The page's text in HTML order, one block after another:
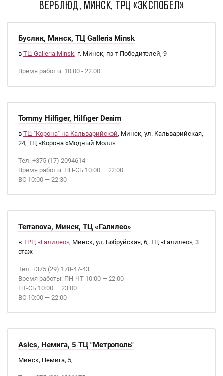
Верблюд, Минск, ТРЦ «Экспобел»
Буслик, Минск, ТЦ Galleria Minsk
в ТЦ Galleria Minsk, г. Минск, пр-т Победителей, 9
Время работы: 10.00 - 22.00
Tommy Hilfiger, Hilfiger Denim
в ТЦ "Корона" на Кальварийской, Минск, ул. Кальварийская,
24, ТЦ «Корона «Модный Молл»
Тел. +375 (17) 2094614
Время работы: ПН-СБ 10:00 — 22:00
ВС 10:00 — 22:30
Terranova, Минск, ТЦ «Галилео»
в ТРЦ «Галилео», Минск, ул. Бобруйская, 6, ТЦ «Галилео», 3
этаж
Тел. +375 (29) 178-47-43
Время работы: ПН-ЧТ 10:00 — 22:00
ПТ-СБ 10:00 — 23:00
ВС 10:00 — 22:00
Asics, Немига, 5 ТЦ "Метрополь"
Минск, Немига, 5,